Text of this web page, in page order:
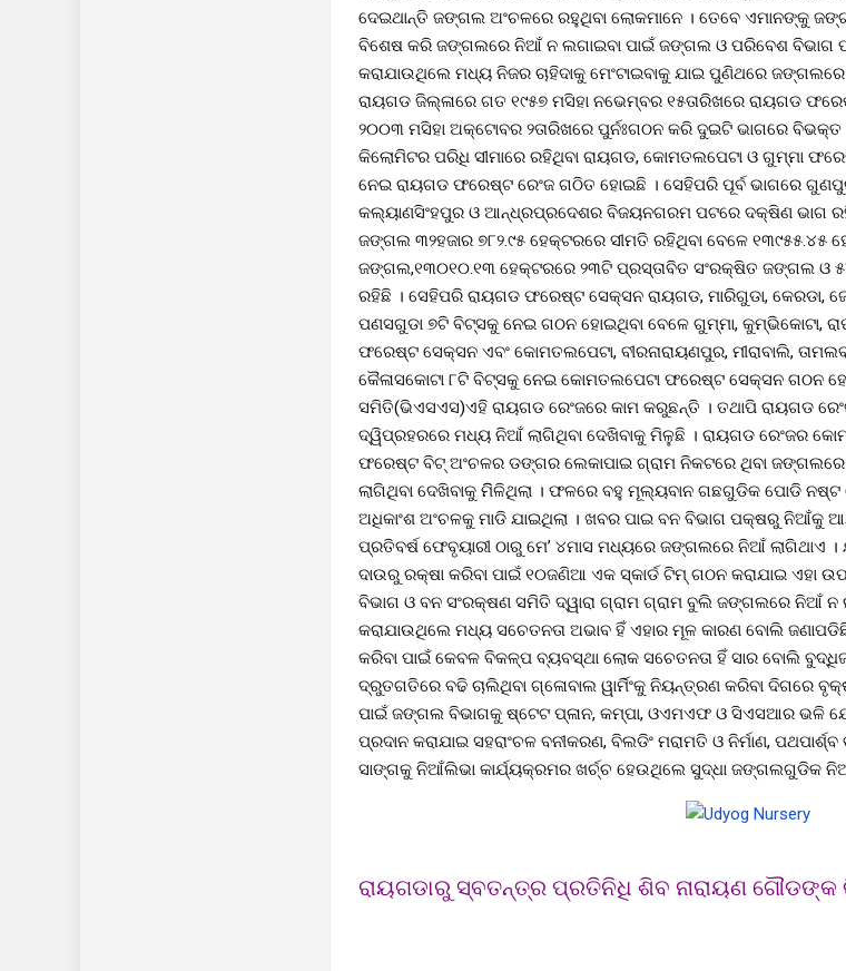
ଦେଇଥାନ୍ତି ଜଙ୍ଗଲ ଅଂଚଳରେ ରହୁଥିବା ଲୋକମାନେ । ତେବେ ଏମାନଙ୍କୁ
ବିଶେଷ କରି ଜଙ୍ଗଲରେ ନିଆଁ ନ ଲଗାଇବା ପାଇଁ ଜଙ୍ଗଲ ଓ ପରିବେଶ ବିଭାଗ
କରାଯାଉଥିଲେ ମଧ୍ୟ ନିଜର ଚାହିଦାକୁ ମେଂଟାଇବାକୁ ଯାଇ ପୁଣିଥରେ
ରାୟଗଡ ଜିଲ୍ଳାରେ ଗତ ୧୯୫୭ ମସିହା ନଭେମ୍ବର ୧୫ତାରିଖରେ ରାୟଗଡ
୨୦୦୩ ମସିହା ଅକ୍ଟୋବର ୨ତାରିଖରେ ପୁର୍ନଃଗଠନ କରି ଦୁଇଟି ଭାଗରେ ବିଭକ୍ତ
କିଲୋମିଟର ପରିଧି ସୀମାରେ ରହିଥିବା ରାୟଗଡ, କୋମତଲପେଟା ଓ ଗୁମ୍ମା
ନେଇ ରାୟଗଡ ଫରେଷ୍ଟ ରେଂଜ ଗଠିତ ହୋଇଛି । ସେହିପରି ପୂର୍ବ ଭାଗରେ
କଲ୍ୟାଣସିଂହପୁର ଓ ଆନ୍ଧ୍ରପ୍ରଦେଶର ବିଜୟନଗରମ ପଟରେ ଦକ୍ଷିଣ ଭାଗ
ଜଙ୍ଗଲ ୩୨ହଜାର ୭୮୨.୯୫ ହେକ୍ଟରରେ ସୀମତି ରହିଥିବା ବେଳେ ୧୩୯୫୫.୪୫
ଜଙ୍ଗଲ,୧୩୦୧୦.୧୩ ହେକ୍ଟରରେ ୨୩ଟି ପ୍ରସ୍ତାବିତ ସଂରକ୍ଷିତ ଜଙ୍ଗଲ ଓ
ରହିଛି । ସେହିପରି ରାୟଗଡ ଫରେଷ୍ଟ ସେକ୍ସନ ରାୟଗଡ, ମାରିଗୁଡା, କେରଡା,
ପଣସଗୁଡା ୭ଟି ବିଟ୍ସକୁ ନେଇ ଗଠନ ହୋଇଥିବା ବେଳେ ଗୁମ୍ମା, କୁମ୍ଭିକୋଟା,
ଫରେଷ୍ଟ ସେକ୍ସନ ଏବଂ କୋମତଲପେଟା, ବୀରନାରାୟଣପୁର, ମୀରାବାଲି,
କୈଳାସକୋଟା ୮ଟି ବିଟ୍ସକୁ ନେଇ କୋମତଲପେଟା ଫରେଷ୍ଟ ସେକ୍ସନ ଗଠନ
ସମିତି(ଭିଏସଏସ)ଏହି ରାୟଗଡ ରେଂଜରେ କାମ କରୁଛନ୍ତି । ତଥାପି ରାୟଗଡ
ଦ୍ୱିପ୍ରହରରେ ମଧ୍ୟ ନିଆଁ ଲାଗିଥିବା ଦେଖିବାକୁ ମିଳୁଛି । ରାୟଗଡ ରେଂଜର
ଫରେଷ୍ଟ ବିଟ୍ ଅଂଚଳର ଡଙ୍ଗର ଲେକାପାଇ ଗ୍ରାମ ନିକଟରେ ଥିବା
ଲାଗିଥିବା ଦେଖିବାକୁ ମିିଳିଥିଲା । ଫଳରେ ବହୁ ମୂଲ୍ୟବାନ ଗଛଗୁଡିକ ପୋଡି
ଅଧିକାଂଶ ଅଂଚଳକୁ ମାଡି ଯାଇଥିଲା । ଖବର ପାଇ ବନ ବିଭାଗ ପକ୍ଷରୁ ନିଆଁକୁ
ପ୍ରତିବର୍ଷ ଫେବୃୟାରୀ ଠାରୁ ମେ’ ୪ମାସ ମଧ୍ୟରେ ଜଙ୍ଗଲରେ ନିଆଁ
ଦାଉରୁ ରକ୍ଷା କରିବା ପାଇଁ ୧୦ଜଣିଆ ଏକ ସ୍କାର୍ଡ ଟିମ୍ ଗଠନ କରାଯାଇ ଏହା
ବିଭାଗ ଓ ବନ ସଂରକ୍ଷଣ ସମିତି ଦ୍ୱାରା ଗ୍ରାମ ଗ୍ରାମ ବୁଲି ଜଙ୍ଗଲରେ ନିଆଁ ନ
କରାଯାଉଥିଲେ ମଧ୍ୟ ସଚେତନତା ଅଭାବ ହିଁ ଏହାର ମୂଳ କାରଣ ବୋଲି
କରିବା ପାଇଁ କେବଳ ବିକଳ୍ପ ବ୍ୟବସ୍ଥା ଲୋକ ସଚେତନତା ହିଁ ସାର ବୋଲି
ଦ୍ରୁତଗତିରେ ବଢି ଚାଲିଥିବା ଗ୍ଳୋବାଲ ୱାର୍ମିଂକୁ ନିୟନ୍ତ୍ରଣ କରିବା ଦିଗରେ
ପାଇଁ ଜଙ୍ଗଲ ବିଭାଗକୁ ଷ୍ଟେଟ ପ୍ଳାନ, କମ୍ପା, ଓଏମଏଫ ଓ ସିଏସଆର ଭଳି
ପ୍ରଦାନ କରାଯାଇ ସହରାଂଚଳ ବନୀକରଣ, ବିଲଡିଂ ମରାମତି ଓ ନିର୍ମାଣ,
ସାଙ୍ଗକୁ ନିଆଁଲିଭା କାର୍ଯ୍ୟକ୍ରମର ଖର୍ଚ୍ଚ ହେଉଥିଲେ ସୁଦ୍ଧା ଜଙ୍ଗଲଗୁଡିକ ନିଆଁ
ରାୟଗଡାରୁ ସ୍ବତନ୍ତ୍ର ପ୍ରତିନିଧି ଶିବ ନାରାୟଣ ଗୌଡଙ୍କ